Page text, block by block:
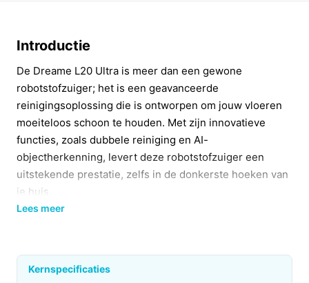
Introductie
De Dreame L20 Ultra is meer dan een gewone
robotstofzuiger; het is een geavanceerde
reinigingsoplossing die is ontworpen om jouw vloeren
moeiteloos schoon te houden. Met zijn innovatieve
functies, zoals dubbele reiniging en AI-
objectherkenning, levert deze robotstofzuiger een
uitstekende prestatie, zelfs in de donkerste hoeken van
je huis.
reiniging dankzij de krachtige zuigkracht van 7.000 Pa.
Lees meer
Kernspecificaties